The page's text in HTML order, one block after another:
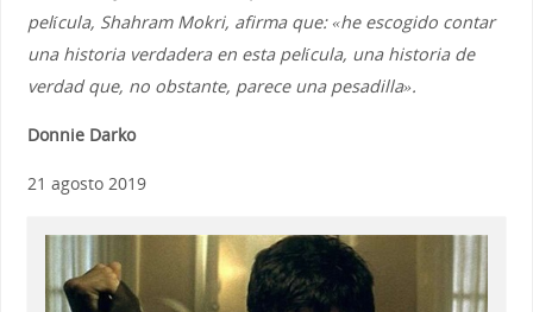
película, Shahram Mokri, afirma que: «he escogido contar
una historia verdadera en esta película, una historia de
verdad que, no obstante, parece una pesadilla».
Donnie Darko
21 agosto 2019